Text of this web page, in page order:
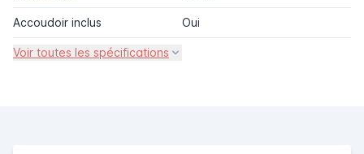
Accoudoir inclus Oui
Voir toutes les spécifications